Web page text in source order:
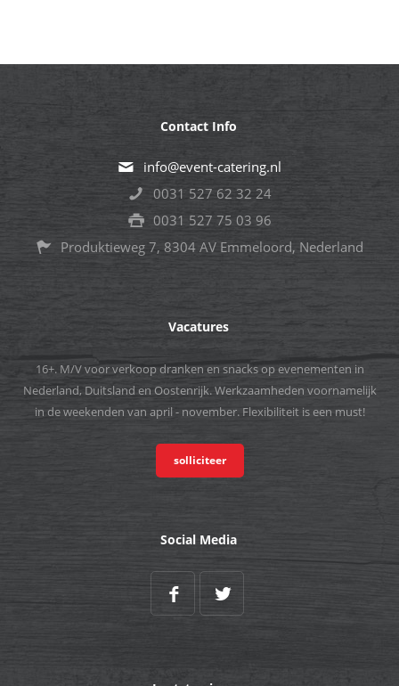
Contact Info
info@event-catering.nl
0031 527 62 32 24
0031 527 75 03 96
Produktieweg 7, 8304 AV Emmeloord, Nederland
Vacatures
16+. M/V voor verkoop dranken en snacks op evenementen in
Nederland, Duitsland en Oostenrijk. Werkzaamheden voornamelijk
in de weekenden van april - november. Flexibiliteit is een must!
solliciteer
Social Media